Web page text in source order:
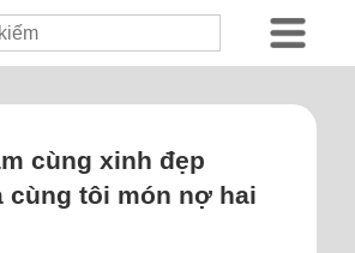
cùng xinh đẹp
cùng tôi món nợ hai